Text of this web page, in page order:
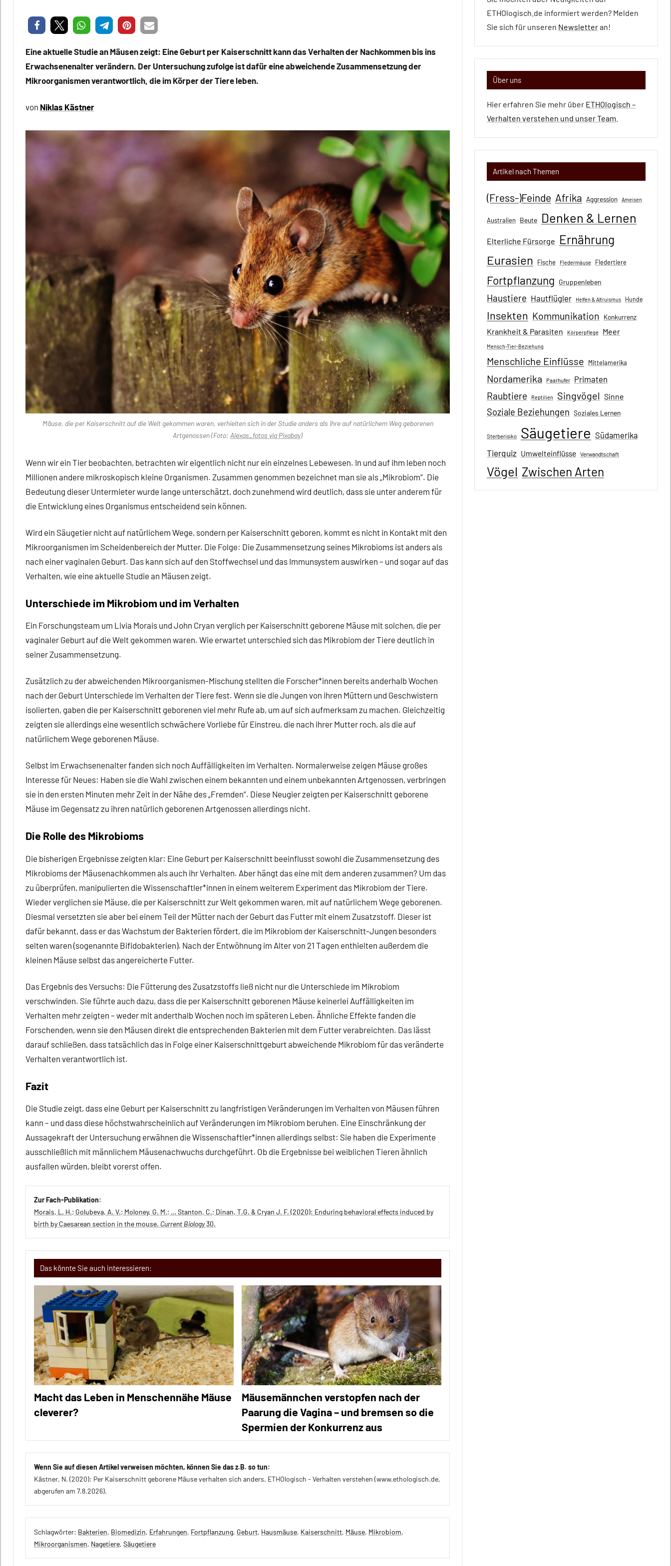
Kästner
Kommentare
Eine aktuelle Studie an Mäusen zeigt: Eine Geburt per Kaiserschnitt kann das Verhalten der Nachkommen bis ins
Erwachsenenalter verändern. Der Untersuchung zufolge ist dafür eine abweichende Zusammensetzung der
Mikroorganismen verantwortlich, die im Körper der Tiere leben.
von Niklas Kästner
Mäuse, die per Kaiserschnitt auf die Welt gekommen waren, verhielten sich in der Studie anders als ihre auf natürlichem Weg geborenen
Artgenossen (Foto: Alexas_fotos via Pixabay)
Wenn wir ein Tier beobachten, betrachten wir eigentlich nicht nur ein einzelnes Lebewesen. In und auf ihm leben noch
Millionen andere mikroskopisch kleine Organismen. Zusammen genommen bezeichnet man sie als „Mikrobiom“. Die
Bedeutung dieser Untermieter wurde lange unterschätzt, doch zunehmend wird deutlich, dass sie unter anderem für
die Entwicklung eines Organismus entscheidend sein können.
Wird ein Säugetier nicht auf natürlichem Wege, sondern per Kaiserschnitt geboren, kommt es nicht in Kontakt mit den
Mikroorganismen im Scheidenbereich der Mutter. Die Folge: Die Zusammensetzung seines Mikrobioms ist anders als
nach einer vaginalen Geburt. Das kann sich auf den Stoffwechsel und das Immunsystem auswirken – und sogar auf das
Verhalten, wie eine aktuelle Studie an Mäusen zeigt.
Unterschiede im Mikrobiom und im Verhalten
Ein Forschungsteam um Livia Morais und John Cryan verglich per Kaiserschnitt geborene Mäuse mit solchen, die per
vaginaler Geburt auf die Welt gekommen waren. Wie erwartet unterschied sich das Mikrobiom der Tiere deutlich in
seiner Zusammensetzung.
Zusätzlich zu der abweichenden Mikroorganismen-Mischung stellten die Forscher*innen bereits anderhalb Wochen
nach der Geburt Unterschiede im Verhalten der Tiere fest. Wenn sie die Jungen von ihren Müttern und Geschwistern
isolierten, gaben die per Kaiserschnitt geborenen viel mehr Rufe ab, um auf sich aufmerksam zu machen. Gleichzeitig
zeigten sie allerdings eine wesentlich schwächere Vorliebe für Einstreu, die nach ihrer Mutter roch, als die auf
natürlichem Wege geborenen Mäuse.
Selbst im Erwachsenenalter fanden sich noch Auffälligkeiten im Verhalten. Normalerweise zeigen Mäuse großes
Interesse für Neues: Haben sie die Wahl zwischen einem bekannten und einem unbekannten Artgenossen, verbringen
sie in den ersten Minuten mehr Zeit in der Nähe des „Fremden“. Diese Neugier zeigten per Kaiserschnitt geborene
Mäuse im Gegensatz zu ihren natürlich geborenen Artgenossen allerdings nicht.
Die Rolle des Mikrobioms
Die bisherigen Ergebnisse zeigten klar: Eine Geburt per Kaiserschnitt beeinflusst sowohl die Zusammensetzung des
Mikrobioms der Mäusenachkommen als auch ihr Verhalten. Aber hängt das eine mit dem anderen zusammen? Um das
zu überprüfen, manipulierten die Wissenschaftler*innen in einem weiterem Experiment das Mikrobiom der Tiere.
Wieder verglichen sie Mäuse, die per Kaiserschnitt zur Welt gekommen waren, mit auf natürlichem Wege geborenen.
Diesmal versetzten sie aber bei einem Teil der Mütter nach der Geburt das Futter mit einem Zusatzstoff. Dieser ist
dafür bekannt, dass er das Wachstum der Bakterien fördert, die im Mikrobiom der Kaiserschnitt-Jungen besonders
selten waren (sogenannte Bifidobakterien). Nach der Entwöhnung im Alter von 21 Tagen enthielten außerdem die
kleinen Mäuse selbst das angereicherte Futter.
Das Ergebnis des Versuchs: Die Fütterung des Zusatzstoffs ließ nicht nur die Unterschiede im Mikrobiom
verschwinden. Sie führte auch dazu, dass die per Kaiserschnitt geborenen Mäuse keinerlei Auffälligkeiten im
Verhalten mehr zeigten – weder mit anderthalb Wochen noch im späteren Leben. Ähnliche Effekte fanden die
Forschenden, wenn sie den Mäusen direkt die entsprechenden Bakterien mit dem Futter verabreichten. Das lässt
darauf schließen, dass tatsächlich das in Folge einer Kaiserschnittgeburt abweichende Mikrobiom für das veränderte
Verhalten verantwortlich ist.
Fazit
Die Studie zeigt, dass eine Geburt per Kaiserschnitt zu langfristigen Veränderungen im Verhalten von Mäusen führen
kann – und dass diese höchstwahrscheinlich auf Veränderungen im Mikrobiom beruhen. Eine Einschränkung der
Aussagekraft der Untersuchung erwähnen die Wissenschaftler*innen allerdings selbst: Sie haben die Experimente
ausschließlich mit männlichem Mäusenachwuchs durchgeführt. Ob die Ergebnisse bei weiblichen Tieren ähnlich
ausfallen würden, bleibt vorerst offen.
Zur Fach-Publikation:
Morais, L. H.; Golubeva, A. V.; Moloney, G. M.; … Stanton, C.; Dinan, T.G. & Cryan J. F. (2020): Enduring behavioral effects induced by
birth by Caesarean section in the mouse. Current Biology30.
Das könnte Sie auch interessieren:
Macht das Leben in Menschennähe Mäuse
cleverer?
Mäusemännchen verstopfen nach der
Paarung die Vagina – und bremsen so die
Spermien der Konkurrenz aus
Wenn Sie auf diesen Artikel verweisen möchten, können Sie das z.B. so tun:
Kästner, N. (2020): Per Kaiserschnitt geborene Mäuse verhalten sich anders. ETHOlogisch - Verhalten verstehen (www.ethologisch.de,
abgerufen am 7.8.2026).
Schlagwörter: Bakterien, Biomedizin, Erfahrungen, Fortpflanzung, Geburt, Hausmäuse, Kaiserschnitt, Mäuse, Mikrobiom,
Mikroorganismen, Nagetiere, Säugetiere
ETHOlogisch.de informiert werden? Melden
Sie sich für unseren Newsletteran!
Über uns
Hier erfahren Sie mehr über ETHOlogisch –
Verhalten verstehen und unser Team
Artikel nach Themen
(Fress-)Feinde Afrika Aggression Ameisen
Australien Beute Denken & Lernen
Elterliche Fürsorge Ernährung
Eurasien Fische Fledermäuse Fledertiere
Fortpflanzung Gruppenleben
Haustiere Hautflügler Helfen & Altruismus Hunde
Insekten Kommunikation Konkurrenz
Krankheit & Parasiten Körperpflege Meer
Mensch-Tier-Beziehung
Menschliche Einflüsse Mittelamerika
Nordamerika Paarhufer Primaten
Raubtiere Reptilien Singvögel Sinne
Soziale Beziehungen Soziales Lernen
Sterberisiko Säugetiere Südamerika
Tierquiz Umwelteinflüsse Verwandtschaft
Vögel Zwischen Arten